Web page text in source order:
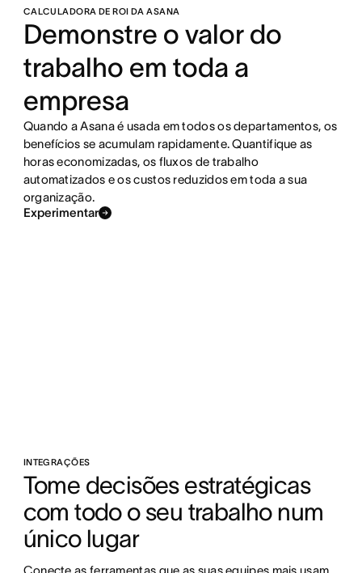
CALCULADORA DE ROI DA ASANA
Demonstre o valor do
trabalho em toda a
empresa
Quando a Asana é usada em todos os departamentos, os
benefícios se acumulam rapidamente. Quantifique as
horas economizadas, os fluxos de trabalho
automatizados e os custos reduzidos em toda a sua
organização.
Experimentar
INTEGRAÇÕES
Tome decisões estratégicas
com todo o seu trabalho num
único lugar
Conecte as ferramentas que as suas equipes mais usam